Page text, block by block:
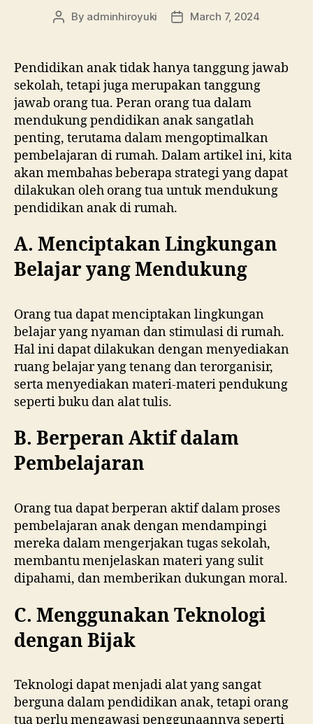
By adminhiroyuki March 7, 2024
Pendidikan anak tidak hanya tanggung jawab
sekolah, tetapi juga merupakan tanggung
jawab orang tua. Peran orang tua dalam
mendukung pendidikan anak sangatlah
penting, terutama dalam mengoptimalkan
pembelajaran di rumah. Dalam artikel ini, kita
akan membahas beberapa strategi yang dapat
dilakukan oleh orang tua untuk mendukung
pendidikan anak di rumah.
A. Menciptakan Lingkungan
Belajar yang Mendukung
Orang tua dapat menciptakan lingkungan
belajar yang nyaman dan stimulasi di rumah.
Hal ini dapat dilakukan dengan menyediakan
ruang belajar yang tenang dan terorganisir,
serta menyediakan materi-materi pendukung
seperti buku dan alat tulis.
B. Berperan Aktif dalam
Pembelajaran
Orang tua dapat berperan aktif dalam proses
pembelajaran anak dengan mendampingi
mereka dalam mengerjakan tugas sekolah,
membantu menjelaskan materi yang sulit
dipahami, dan memberikan dukungan moral.
C. Menggunakan Teknologi
dengan Bijak
Teknologi dapat menjadi alat yang sangat
berguna dalam pendidikan anak, tetapi orang
tua perlu mengawasi penggunaannya seperti